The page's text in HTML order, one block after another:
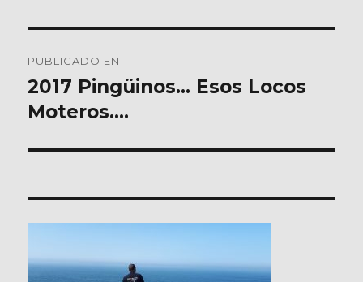
de
entradas
PUBLICADO EN
2017 Pingüinos… Esos Locos
Moteros….